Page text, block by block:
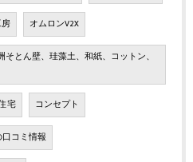
オムロンV2X
とん壁、珪藻土、和紙、コットン、
宅 コンセプト
口コミ情報